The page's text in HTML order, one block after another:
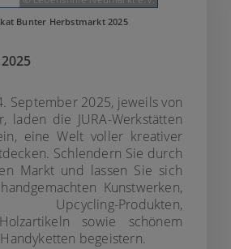
Bunter Herbstmarkt 2025
September 2025, jeweils von
laden die JURA-Werkstätten
eine Welt voller kreativer
Schlendern Sie durch
Markt und lassen Sie sich
Kunstwerken,
Upcycling-Produkten,
sowie schönem
begeistern.